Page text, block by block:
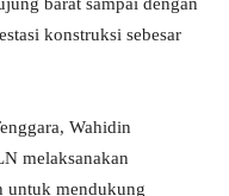
barat sampai dengan
konstruksi sebesar
Wahidin
melaksanakan
untuk mendukung